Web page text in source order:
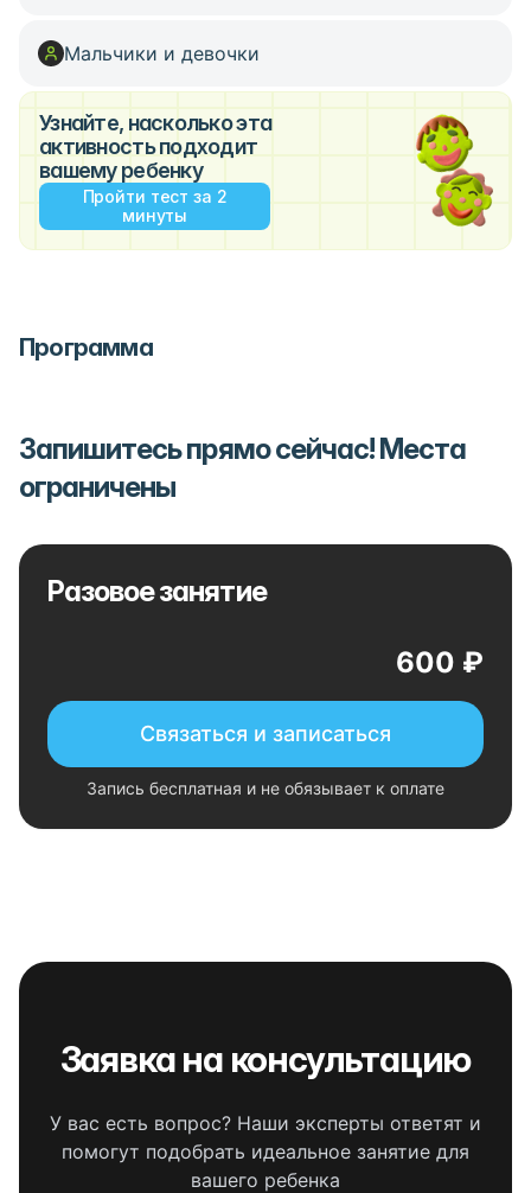
Мальчики и девочки
Узнайте, насколько эта
активность подходит
вашему ребенку
Пройти тест за 2
минуты
Программа
Запишитесь прямо сейчас! Места
ограничены
Разовое занятие
600 ₽
Связаться и записаться
Запись бесплатная и не обязывает к оплате
Заявка на консультацию
У вас есть вопрос? Наши эксперты ответят и
помогут подобрать идеальное занятие для
вашего ребенка